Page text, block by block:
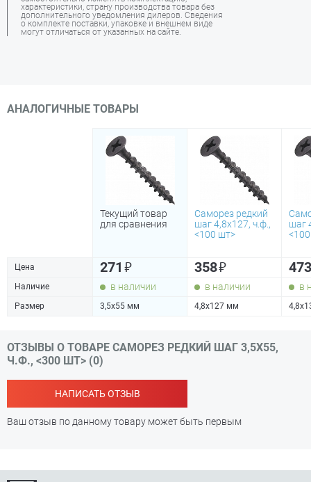
характеристики, страну производства товара без
дополнительного уведомления дилеров. Сведения
о комплекте поставки, упаковке и внешнем виде
могут отличаться от указанных на сайте.
АНАЛОГИЧНЫЕ ТОВАРЫ
Текущий товар
для сравнения
Саморез редкий
шаг 4,8х127, ч.ф.,
<100 шт>
шаг
Цена 271 ₽ 358₽
Наличие в наличии в наличии в
Размер 3,5х55 мм 4,8х127 мм
ОТЗЫВЫ О ТОВАРЕ САМОРЕЗ РЕДКИЙ ШАГ 3,5Х55,
Ч.Ф., <300 ШТ> (0)
НАПИСАТЬ ОТЗЫВ
Ваш отзыв по данному товару может быть первым